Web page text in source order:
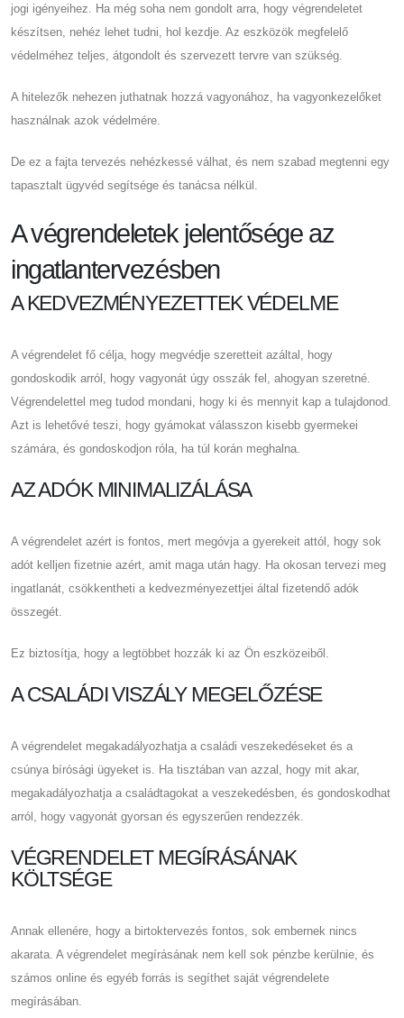
jogi igényeihez. Ha még soha nem gondolt arra, hogy végrendeletet
készítsen, nehéz lehet tudni, hol kezdje. Az eszközök megfelelő
védelméhez teljes, átgondolt és szervezett tervre van szükség.
A hitelezők nehezen juthatnak hozzá vagyonához, ha vagyonkezelőket
használnak azok védelmére.
De ez a fajta tervezés nehézkessé válhat, és nem szabad megtenni egy
tapasztalt ügyvéd segítsége és tanácsa nélkül.
A végrendeletek jelentősége az
ingatlantervezésben
A KEDVEZMÉNYEZETTEK VÉDELME
A végrendelet fő célja, hogy megvédje szeretteit azáltal, hogy
gondoskodik arról, hogy vagyonát úgy osszák fel, ahogyan szeretné.
Végrendelettel meg tudod mondani, hogy ki és mennyit kap a tulajdonod.
Azt is lehetővé teszi, hogy gyámokat válasszon kisebb gyermekei
számára, és gondoskodjon róla, ha túl korán meghalna.
AZ ADÓK MINIMALIZÁLÁSA
A végrendelet azért is fontos, mert megóvja a gyerekeit attól, hogy sok
adót kelljen fizetnie azért, amit maga után hagy. Ha okosan tervezi meg
ingatlanát, csökkentheti a kedvezményezettjei által fizetendő adók
összegét.
Ez biztosítja, hogy a legtöbbet hozzák ki az Ön eszközeiből.
A CSALÁDI VISZÁLY MEGELŐZÉSE
A végrendelet megakadályozhatja a családi veszekedéseket és a
csúnya bírósági ügyeket is. Ha tisztában van azzal, hogy mit akar,
megakadályozhatja a családtagokat a veszekedésben, és gondoskodhat
arról, hogy vagyonát gyorsan és egyszerűen rendezzék.
VÉGRENDELET MEGÍRÁSÁNAK
KÖLTSÉGE
Annak ellenére, hogy a birtoktervezés fontos, sok embernek nincs
akarata. A végrendelet megírásának nem kell sok pénzbe kerülnie, és
számos online és egyéb forrás is segíthet saját végrendelete
megírásában.